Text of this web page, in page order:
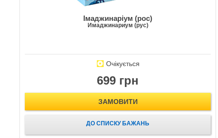
Імаджинаріум (рос)
Имаджинариум (рус)
Очікується
699 грн
ЗАМОВИТИ
ДО СПИСКУ БАЖАНЬ